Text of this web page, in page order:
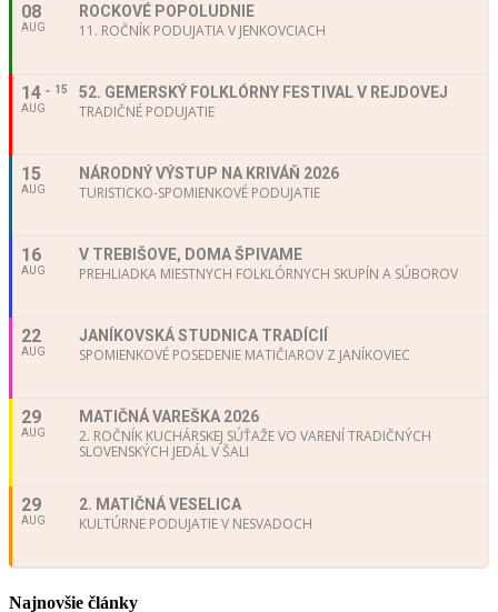
08
AUG
ROCKOVÉ POPOLUDNIE
11. ROČNÍK PODUJATIA V JENKOVCIACH
14
AUG
15 52. GEMERSKÝ FOLKLÓRNY FESTIVAL V REJDOVEJ
TRADIČNÉ PODUJATIE
15
AUG
NÁRODNÝ VÝSTUP NA KRIVÁŇ 2026
TURISTICKO-SPOMIENKOVÉ PODUJATIE
16
AUG
V TREBIŠOVE, DOMA ŠPIVAME
PREHLIADKA MIESTNYCH FOLKLÓRNYCH SKUPÍN A SÚBOROV
22
AUG
JANÍKOVSKÁ STUDNICA TRADÍCIÍ
SPOMIENKOVÉ POSEDENIE MATIČIAROV Z JANÍKOVIEC
29
AUG
MATIČNÁ VAREŠKA 2026
2. ROČNÍK KUCHÁRSKEJ SÚŤAŽE VO VARENÍ TRADIČNÝCH
SLOVENSKÝCH JEDÁL V ŠALI
29
AUG
2. MATIČNÁ VESELICA
KULTÚRNE PODUJATIE V NESVADOCH
Najnovšie články